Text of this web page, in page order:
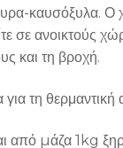
καυσόξυλα. Ο
σε ανοικτούς
και τη βροχή.
τη θερμαντική
από µάζα 1kg